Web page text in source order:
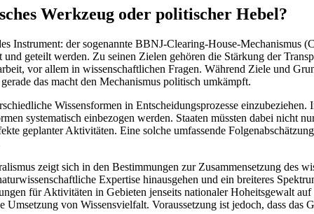
Werkzeug oder politischer Hebel?
Instrument: der sogenannte BBNJ-Clearing-House-
geteilt werden. Zu seinen Zielen gehören die Stärkung der
vor allem in wissenschaftlichen Fragen. Während Ziele und
das macht den Mechanismus politisch umkämpft.
Wissensformen in Entscheidungsprozesse einzubeziehen.
systematisch einbezogen werden. Staaten müssten dabei nicht
geplanter Aktivitäten. Eine solche umfassende
zeigt sich in den Bestimmungen zur Zusammensetzung des
Expertise hinausgehen und ein breiteres
für Aktivitäten in Gebieten jenseits nationaler Hoheitsgewalt
von Wissensvielfalt. Voraussetzung ist jedoch, dass das